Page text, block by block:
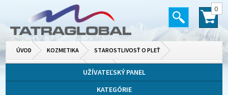
0
ÚVOD KOZMETIKA STAROSTLIVOSŤ O PLEŤ
VODY
UŽÍVATEĽSKÝ PANEL
KATEGÓRIE